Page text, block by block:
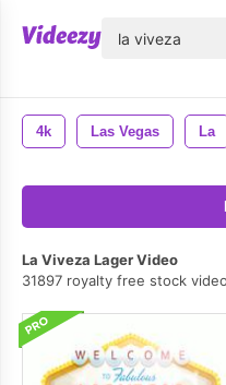
4k Las Vegas La
La Viveza Lager Video
31897 royalty free stock